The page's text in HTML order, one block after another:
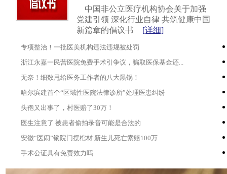
中国非公立医疗机构协会关于加强
党建引领 深化行业自律 共筑健康中国
新篇章的倡议书
[详细]
专项整治！一批医美机构违法违规被处罚
浙江永嘉一民营医院免费手术引争议，骗取医保基金还...
无奈！细数甩给医务工作者的八大黑锅！
哈尔滨建首个“区域性医院法律诊所”处理医患纠纷
头孢又出事了，村医赔了30万！
医生注意了 被患者偷拍录音可能是合法的
安徽“医闹”锁院门摆棺材 新生儿死亡索赔100万
手术公证具有免责效力吗